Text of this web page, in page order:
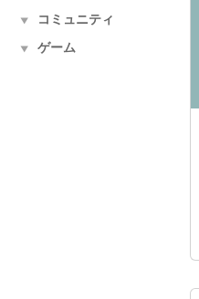
▼ コミュニティ
▼ ゲーム